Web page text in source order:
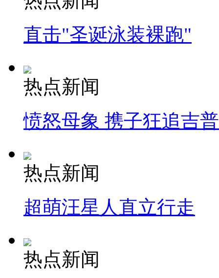
直击"圣诞泳装裸跑"
热点新闻
愤怒母象 携子狂追吉
热点新闻
超萌汪星人直立行走
热点新闻